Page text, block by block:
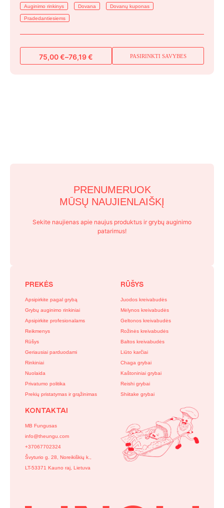
Auginimo rinkinys Dovana Dovanų kuponas
Pradedantiesiems
75,00€–76,19€
Price
PASIRINKTI SAVYBES
This
product
page
PREKĖS
Apsipirkite pagal grybą
Grybų auginimo rinkiniai
Apsipirkite profesionalams
Reikmenys
Rūšys
Geriausiai parduodami
Rinkiniai
Nuolaida
Privatumo politika
Prekių pristatymas ir grąžinimas
RŪŠYS
Juodos kreivabudės
Mėlynos kreivabudės
Geltonos kreivabudės
Rožinės kreivabudės
Baltos kreivabudės
Liūto karčiai
Chaga grybai
Kaštoniniai grybai
Reishi grybai
Shiitake grybai
KONTAKTAI
MB Fungusas
info@theungu.com
+37067702324
Švyturio g. 28, Noreikiškių k.,
LT-53371 Kauno raj, Lietuva
PRENUMERUOK
MŪSŲ NAUJIENLAIŠKĮ
Sekite naujienas apie naujus produktus ir grybų auginimo
patarimus!